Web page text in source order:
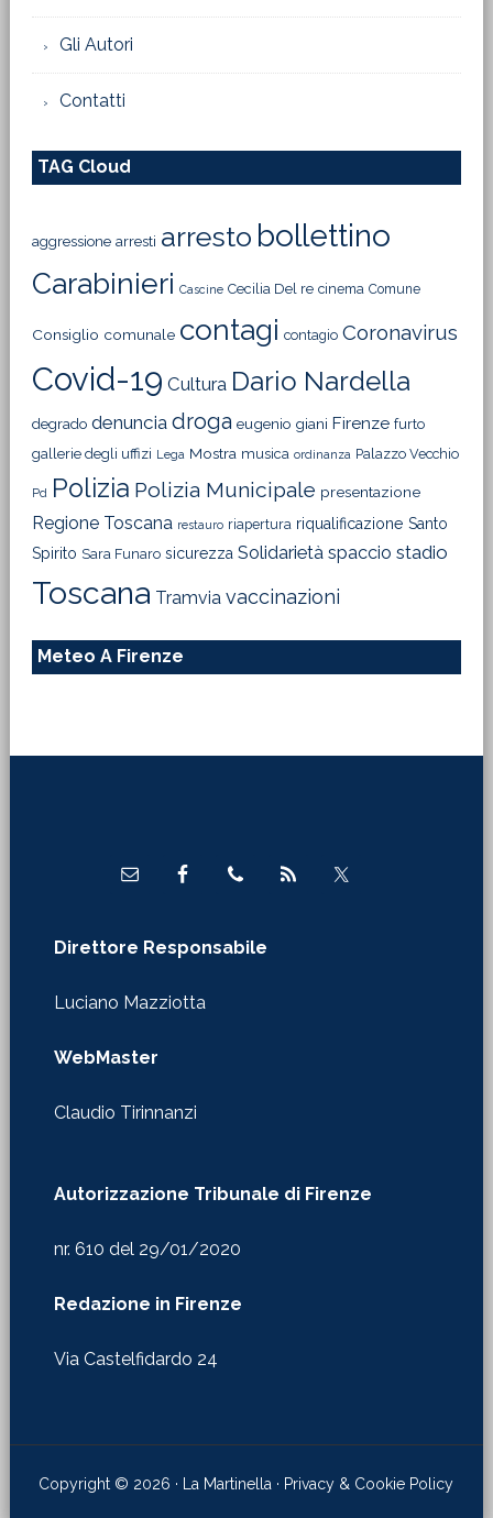
Gli Autori
Contatti
TAG Cloud
aggressione arresti arresto bollettino
Carabinieri Cascine Cecilia Del re cinema Comune
Consiglio comunale contagi contagio Coronavirus
Covid-19 Cultura Dario Nardella
degrado denuncia droga eugenio giani Firenze furto
gallerie degli uffizi Lega Mostra musica ordinanza Palazzo Vecchio
Pd Polizia Polizia Municipale presentazione
Regione Toscana restauro riapertura riqualificazione Santo
Spirito Sara Funaro sicurezza Solidarietà spaccio stadio
Toscana Tramvia vaccinazioni
Meteo A Firenze
Direttore Responsabile
Luciano Mazziotta
WebMaster
Claudio Tirinnanzi
Autorizzazione Tribunale di Firenze
nr. 610 del 29/01/2020
Redazione in Firenze
Via Castelfidardo 24
Copyright © 2026 · La Martinella · Privacy & Cookie Policy